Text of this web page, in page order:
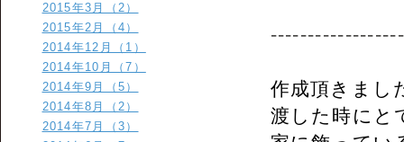
作成頂きまし
渡した時にと
2015年3月（2）
2015年2月（4）
2014年12月（1）
2014年10月（7）
2014年9月（5）
2014年8月（2）
2014年7月（3）